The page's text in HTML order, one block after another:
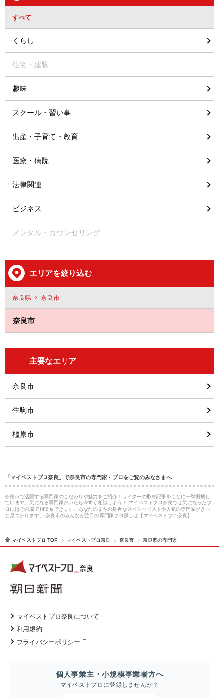
すべて
くらし
住宅・建物
趣味
スクール・習い事
出産・子育て・教育
医療・病院
法律関連
ビジネス
メンタル・カウンセリング
エリアを絞り込む
奈良県 奈良市
奈良市
主要なエリア
奈良市
生駒市
橿原市
「マイベストプロ奈良」で奈良市の専門家・プロをご覧のみなさまへ
奈良市で活躍する専門家のこだわりや魅力をご紹介！ライターの取材記事をもとに一挙掲載し
ています。気になる専門家がいたら今すぐ相談しよう！ マイベストプロ奈良では気になったプ
ロにはその場で相談もできます。あなたのまちの身近なスペシャリストや人気の専門家がきっ
と見つかります。 奈良市のみんなが注目の専門家プロ探しは【マイベストプロ奈良】
マイベストプロ TOP マイベストプロ奈良 奈良市 奈良市の専門家
マイベストプロ奈良について
利用規約
プライバシーポリシー
個人事業主・小規模事業者方へ
マイベストプロに登録しませんか？